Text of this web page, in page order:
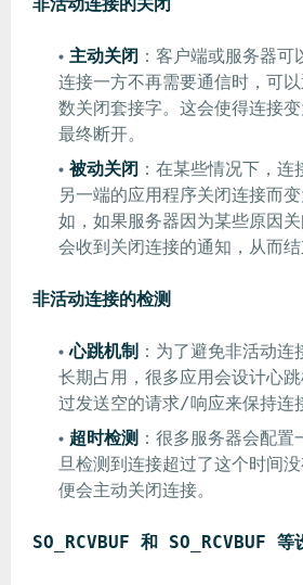
主动关闭 ：客户端或服务器
连接一方不再需要通信时，可
数关闭套接字。这会使得连接
最终断开。
被动关闭 ：在某些情况下，
另一端的应用程序关闭连接而
如，如果服务器因为某些原因
会收到关闭连接的通知，从而结
非活动连接的检测
心跳机制 ：为了避免非活动
长期占用，很多应用会设计心
过发送空的请求/响应来保持连
超时检测 ：很多服务器会配置
旦检测到连接超过了这个时间没
便会主动关闭连接。
SO_RCVBUF 和 SO_RCVBUF 等